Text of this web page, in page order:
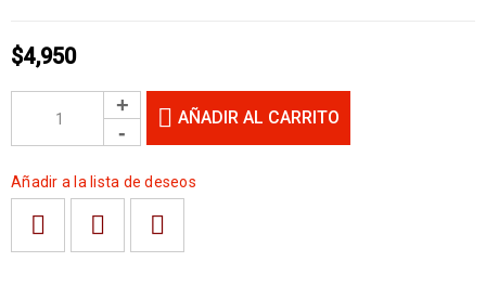
$4,950
AÑADIR AL CARRITO
Añadir a la lista de deseos